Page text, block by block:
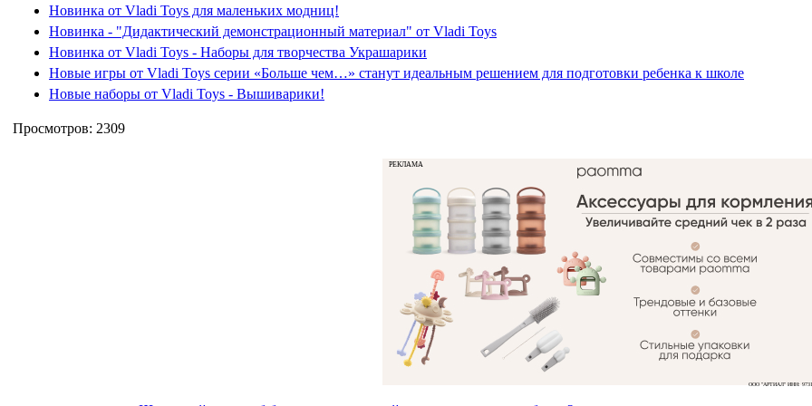
Новинка от Vladi Toys для маленьких модниц!
Новинка - "Дидактический демонстрационный материал" от Vladi Toys
Новинка от Vladi Toys - Наборы для творчества Украшарики
Новые игры от Vladi Toys серии «Больше чем…» станут идеальным решением для подготовки ребенка к школе
Новые наборы от Vladi Toys - Вышиварики!
Просмотров: 2309
РЕКЛАМА
ООО "АРТИАЛ" ИНН: